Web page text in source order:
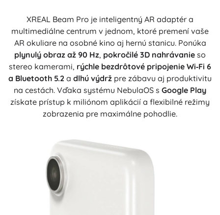
XREAL Beam Pro je inteligentný AR adaptér a
multimediálne centrum v jednom, ktoré premení vaše
AR okuliare na osobné kino aj hernú stanicu. Ponúka
plynulý obraz až 90 Hz, pokročilé 3D nahrávanie so
stereo kamerami, rýchle bezdrôtové pripojenie Wi‑Fi 6
a Bluetooth 5.2 a dlhú výdrž pre zábavu aj produktivitu
na cestách. Vďaka systému NebulaOS s Google Play
získate prístup k miliónom aplikácií a flexibilné režimy
zobrazenia pre maximálne pohodlie.